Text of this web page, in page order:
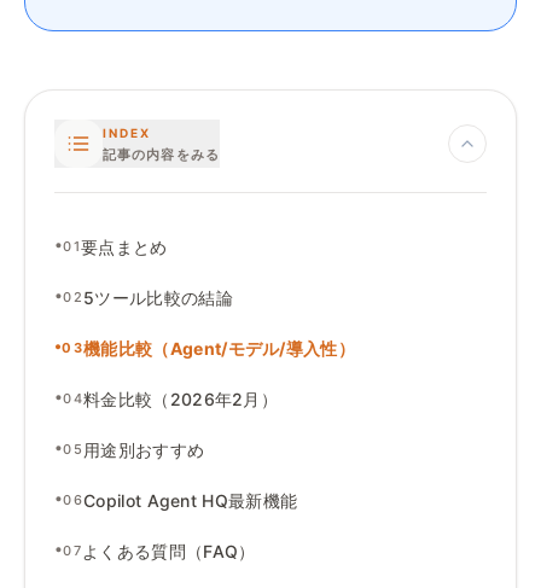
INDEX
記事の内容をみる
•01要点まとめ
•02 5ツール比較の結論
•03機能比較（Agent/モデル/導入性）
•04料金比較（2026年2月）
•05 用途別おすすめ
•06Copilot Agent HQ最新機能
•07 よくある質問（FAQ）